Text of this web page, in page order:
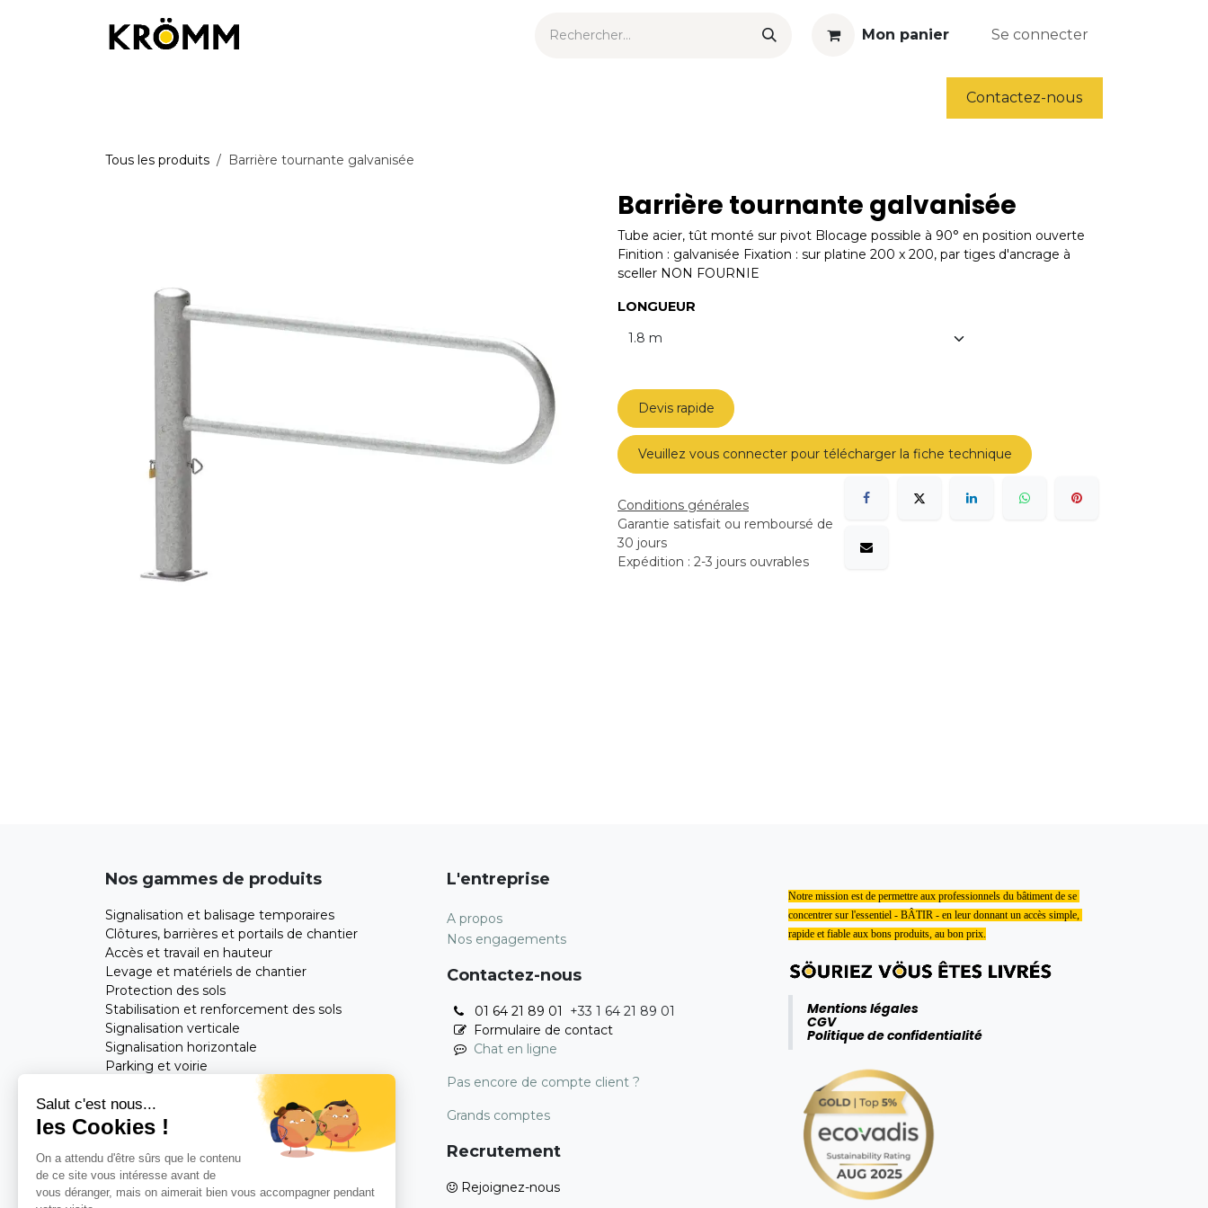
Salut c'est nous...
les Cookies !
On a attendu d'être sûrs que le contenu
de ce site vous intéresse avant de
vous déranger, mais on aimerait bien vous accompagner pendant
Mon panier Se connecter
Contactez-nous
Tous les produits Barrière tournante galvanisée
Barrière tournante galvanisée
Tube acier, tût monté sur pivot Blocage possible à 90° en position ouverte
Finition : galvanisée Fixation : sur platine 200 x 200, par tiges d'ancrage à
sceller NON FOURNIE
LONGUEUR
Devis rapide
Veuillez vous connecter pour télécharger la fiche technique
Conditions générales
Garantie satisfait ou remboursé de
30 jours
Expédition : 2-3 jours ouvrables
Nos gammes de produits
Signalisation et balisage temporaires
Clôtures, barrières et portails de chantier
Accès et travail en hauteur
Levage et matériels de chantier
Protection des sols
Stabilisation et renforcement des sols
Signalisation verticale
Signalisation horizontale
Parking et voirie
Feuilletez notre catalogue
Consultez notreBlog
L'entreprise
A propos
Nos engagements
Contactez-nous
01 64 21 89 01 +33 1 64 21 89 01
Formulaire de contact
Chat en ligne
Pas encore de compte client ?
Grands comptes
Recrutement
Rejoignez-nous
Notre mission est de permettre aux professionnels du bâtiment de se
concentrer sur l'essentiel - BÂTIR - en leur donnant un accès simple,
rapide et fiable aux bons produits, au bon prix.
Mentions légales
CGV
Politique de confidentialité